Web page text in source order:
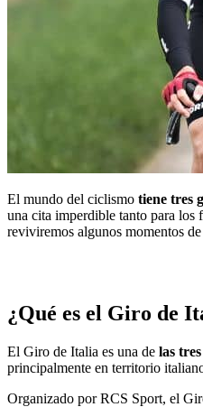
El mundo del ciclismo tiene tres
una cita imperdible tanto para los
reviviremos algunos momentos
¿Qué es el Giro de
El Giro de Italia es una de las
principalmente en territorio
Organizado por RCS Sport, el